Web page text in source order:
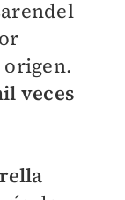
origen.
veces